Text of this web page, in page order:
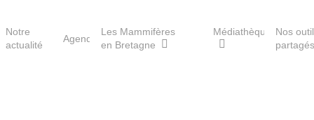
Notre
actualité
Agenda
Les Mammifères
en Bretagne
Médiathèque
Nos
partagés